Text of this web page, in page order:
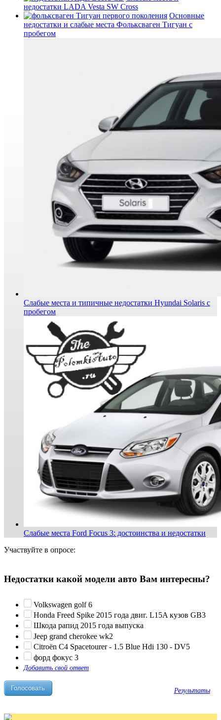
недостатки LADA Vesta SW Cross
Основные
недостатки и слабые места Фольксваген Тигуан с
пробегом
Слабые места и типичные недостатки Hyundai Solaris с
пробегом
Слабые места Ford Focus 3: достоинства и недостатки
Участвуйте в опросе:
Недостатки какой модели авто Вам интересны?
Volkswagen golf 6
Honda Freed Spike 2015 года двиг. L15A кузов GB3
Шкода рапид 2015 года выпуска
Jeep grand cherokee wk2
Citroën C4 Spacetourer - 1.5 Blue Hdi 130 - DV5
форд фокус 3
Добавить свой ответ
Результаты